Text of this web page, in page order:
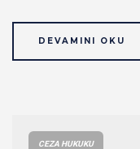
DEVAMINI OKU
CEZA HUKUKU